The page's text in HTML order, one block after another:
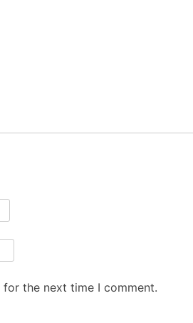
the next time I comment.